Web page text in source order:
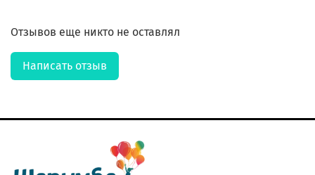
Отзывов еще никто не оставлял
Написать отзыв